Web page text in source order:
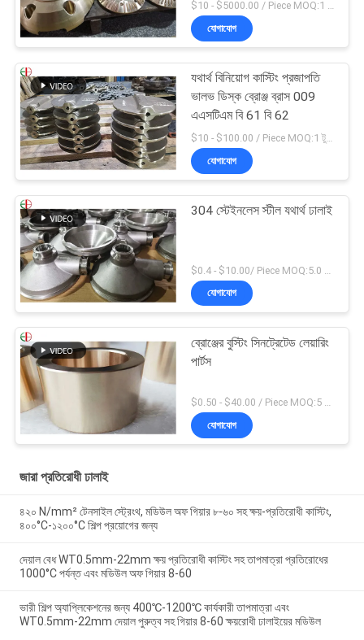
যোগাযোগ
যথার্থ বিনিয়োগ কাস্টিং প্রজাপতি
ভালভ ডিস্ক ব্রোঞ্জ ব্রাস 009
এএসটিএম বি 61 বি 62
যোগাযোগ
304 স্টেইনলেস স্টীল যথার্থ ঢালাই
যোগাযোগ
ব্রোঞ্জের বুস্টিং সিনট্রেটেড লেয়ারিং
পার্টস
$0.50 - $40.00 / Piece MOQ:5 টি টুকরা
যোগাযোগ
জারা প্রতিরোধী ঢালাই
৪২০ N/mm² টেনসাইল স্ট্রেংথ, মডিউল অফ গিয়ার ৮-৬০ সহ ক্ষয়-প্রতিরোধী কাস্টিং,
৪০০°C-১২০০°C শিল্প প্রয়োগের জন্য
দেয়াল বেধ WT0.5mm-22mm ক্ষয় প্রতিরোধী কাস্টিং সহ তাপমাত্রা প্রতিরোধের
1000°C পর্যন্ত এবং মডিউল অফ গিয়ার 8-60
ভারী শিল্প অ্যাপ্লিকেশনের জন্য 400℃-1200℃ কার্যকারী তাপমাত্রা এবং
WT0.5mm-22mm দেয়াল পুরুত্ব সহ গিয়ার 8-60 ক্ষয়রোধী ঢালাইয়ের মডিউল